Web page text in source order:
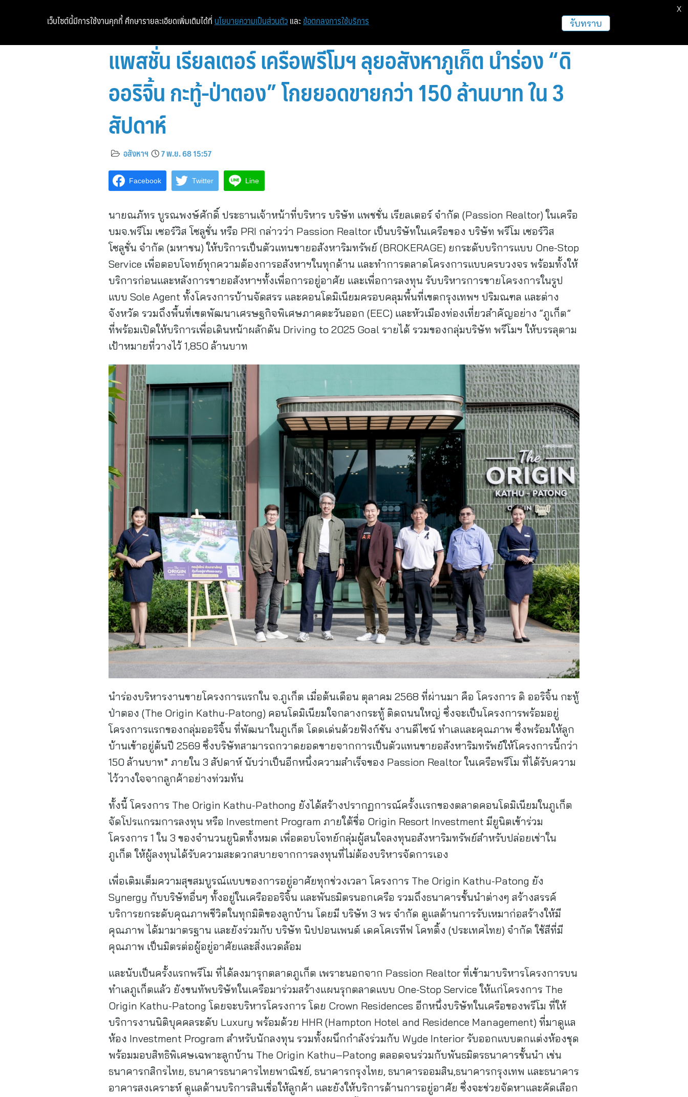
หน้าแรก ท่องเที่ยว ฝากข่าวประชาสัมพันธ์
แพสชั่น เรียลเตอร์ เครือพรีโมฯ ลุยอสังหาภูเก็ต นำร่อง “ดิ
ออริจิ้น กะทู้-ป่าตอง” โกยยอดขายกว่า 150 ล้านบาท ใน 3
สัปดาห์
อสังหาฯ 7 พ.ย. 68 15:57
Facebook Twitter Line
นายณภัทร บูรณพงษ์ศักดิ์ ประธานเจ้าหน้าที่บริหาร บริษัท แพชชั่น เรียลเตอร์ จำกัด (Passion Realtor) ในเครือ
บมจ.พรีโม เซอร์วิส โซลูชั่น หรือ PRI กล่าวว่า Passion Realtor เป็นบริษัทในเครือของ บริษัท พรีโม เซอร์วิส
โซลูชั่น จำกัด (มหาชน) ให้บริการเป็นตัวแทนขายอสังหาริมทรัพย์ (BROKERAGE) ยกระดับบริการแบบ One-Stop
Service เพื่อตอบโจทย์ทุกความต้องการอสังหาฯในทุกด้าน และทำการตลาดโครงการแบบครบวงจร พร้อมทั้งให้
บริการก่อนและหลังการขายอสังหาฯทั้งเพื่อการอยู่อาศัย และเพื่อการลงทุน รับบริหารการขายโครงการในรูป
แบบ Sole Agent ทั้งโครงการบ้านจัดสรร และคอนโดมิเนียมครอบคลุมพื้นที่เขตกรุงเทพฯ ปริมณฑล และต่าง
จังหวัด รวมถึงพื้นที่เขตพัฒนาเศรษฐกิจพิเศษภาคตะวันออก (EEC) และหัวเมืองท่องเที่ยวสำคัญอย่าง “ภูเก็ต”
ที่พร้อมเปิดให้บริการเพื่อเดินหน้าผลักดัน Driving to 2025 Goal รายได้ รวมของกลุ่มบริษัท พรีโมฯ ให้บรรลุตาม
เป้าหมายที่วางไว้ 1,850 ล้านบาท
นำร่องบริหารงานขายโครงการแรกใน จ.ภูเก็ต เมื่อต้นเดือน ตุลาคม 2568 ที่ผ่านมา คือ โครงการ ดิ ออริจิ้น กะทู้
ป่าตอง (The Origin Kathu-Patong) คอนโดมิเนียมใจกลางกระทู้ ติดถนนใหญ่ ซึ่งจะเป็นโครงการพร้อมอยู่
โครงการแรกของกลุ่มออริจิ้น ที่พัฒนาในภูเก็ต โดดเด่นด้วยฟังก์ชัน งานดีไซน์ ทำเลและคุณภาพ ซึ่งพร้อมให้ลูก
บ้านเข้าอยู่ต้นปี 2569 ซึ่งบริษัทสามารถกวาดยอดขายจากการเป็นตัวแทนขายอสังหาริมทรัพย์ให้โครงการนี้กว่า
150 ล้านบาท* ภายใน 3 สัปดาห์ นับว่าเป็นอีกหนึ่งความสำเร็จของ Passion Realtor ในเครือพรีโม ที่ได้รับความ
ไว้วางใจจากลูกค้าอย่างท่วมท้น
ทั้งนี้ โครงการ The Origin Kathu-Pathong ยังได้สร้างปรากฏการณ์ครั้งเเรกของตลาดคอนโดมิเนียมในภูเก็ต
จัดโปรแกรมการลงทุน หรือ Investment Program ภายใต้ชื่อ Origin Resort Investment มียูนิตเข้าร่วม
โครงการ 1 ใน 3 ของจำนวนยูนิตทั้งหมด เพื่อตอบโจทย์กลุ่มผู้สนใจลงทุนอสังหาริมทรัพย์สำหรับปล่อยเช่าใน
ภูเก็ต ให้ผู้ลงทุนได้รับความสะดวกสบายจากการลงทุนที่ไม่ต้องบริหารจัดการเอง
เพื่อเติมเต็มความสุขสมบูรณ์แบบของการอยู่อาศัยทุกช่วงเวลา โครงการ The Origin Kathu-Patong ยัง
Synergy กับบริษัทอื่นๆ ทั้งอยู่ในเครือออริจิ้น และพันธมิตรนอกเครือ รวมถึงธนาคารชั้นนำต่างๆ สร้างสรรค์
บริการยกระดับคุณภาพชีวิตในทุกมิติของลูกบ้าน โดยมี บริษัท 3 พร จำกัด ดูแลด้านการรับเหมาก่อสร้างให้มี
คุณภาพ ได้มามาตรฐาน และยังร่วมกับ บริษัท นิปปอนเพนต์ เดคโคเรทีฟ โคทติ้ง (ประเทศไทย) จำกัด ใช้สีที่มี
คุณภาพ เป็นมิตรต่อผู้อยู่อาศัยและสิ่งแวดล้อม
และนับเป็นครั้งแรกพรีโม ที่ได้ลงมารุกตลาดภูเก็ต เพราะนอกจาก Passion Realtor ที่เข้ามาบริหารโครงการบน
ทำเลภูเก็ตแล้ว ยังขนทัพบริษัทในเครือมาร่วมสร้างแผนรุกตลาดแบบ One-Stop Service ให้แก่โครงการ The
Origin Kathu-Patong โดยจะบริหารโครงการ โดย Crown Residences อีกหนึ่งบริษัทในเครือของพรีโม ที่ให้
บริการงานนิติบุคคลระดับ Luxury พร้อมด้วย HHR (Hampton Hotel and Residence Management) ที่มาดูแล
ห้อง Investment Program สำหรับนักลงทุน รวมทั้งผนึกกำลังร่วมกับ Wyde Interior รับออกแบบตกแต่งห้องชุด
พร้อมมอบสิทธิพิเศษเฉพาะลูกบ้าน The Origin Kathu–Patong ตลอดจนร่วมกับพันธมิตรธนาคารชั้นนำ เช่น
ธนาคารกสิกรไทย, ธนาคารธนาคารไทยพาณิชย์, ธนาคารกรุงไทย, ธนาคารออมสิน,ธนาคารกรุงเทพ และธนาคาร
อาคารสงเคราะห์ ดูแลด้านบริการสินเชื่อให้ลูกค้า และยังให้บริการด้านการอยู่อาศัย ซึ่งจะช่วยจัดหาและคัดเลือก
เว็บไซต์นี้มีการใช้งานคุกกี้ ศึกษารายละเอียดเพิ่มเติมได้ที่ นโยบายความเป็นส่วนตัว และ ข้อตกลงการใช้บริการ รับทราบ
X